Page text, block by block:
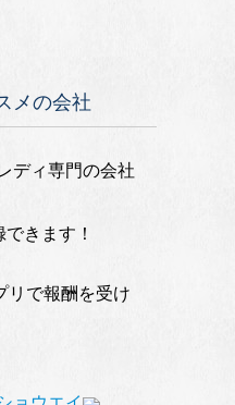
メの会社
ディ専門の会社
できます！
リで報酬を受け